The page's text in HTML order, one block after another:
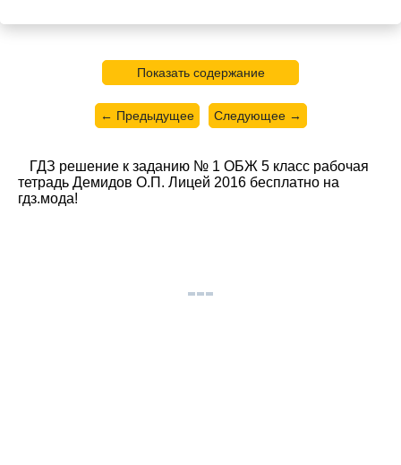
Показать содержание
← Предыдущее Следующее →
ГДЗ решение к заданию № 1 ОБЖ 5 класс рабочая
тетрадь Демидов О.П. Лицей 2016 бесплатно на
гдз.мода!